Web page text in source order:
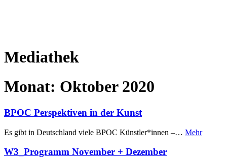
Mediathek
Monat: Oktober 2020
BPOC Perspektiven in der Kunst
Es gibt in Deutschland viele BPOC Künstler*innen –… Mehr
W3_Programm November + Dezember